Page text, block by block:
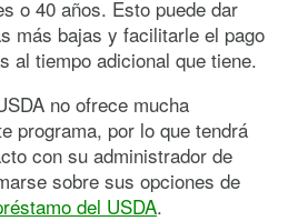
o 40 años. Esto puede dar
más bajas y facilitarle el pago
al tiempo adicional que tiene.
no ofrece mucha
programa, por lo que tendrá
con su administrador de
sobre sus opciones de
del USDA.